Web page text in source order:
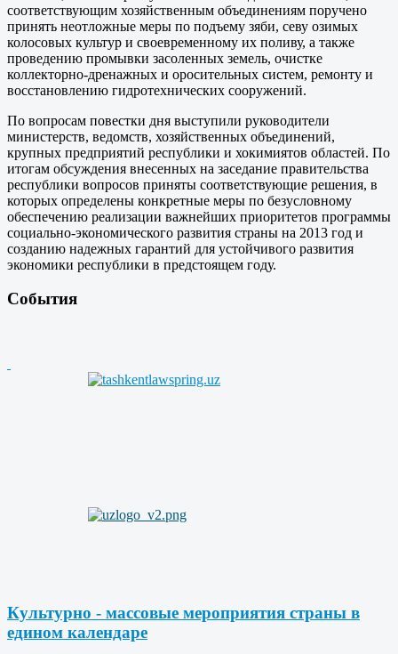
соответствующим хозяйственным объединениям поручено
принять неотложные меры по подъему зяби, севу озимых
колосовых культур и своевременному их поливу, а также
проведению промывки засоленных земель, очистке
коллекторно-дренажных и оросительных систем, ремонту и
восстановлению гидротехнических сооружений.
По вопросам повестки дня выступили руководители
министерств, ведомств, хозяйственных объединений,
крупных предприятий республики и хокимиятов областей. По
итогам обсуждения внесенных на заседание правительства
республики вопросов приняты соответствующие решения, в
которых определены конкретные меры по безусловному
обеспечению реализации важнейших приоритетов программы
социально-экономического развития страны на 2013 год и
созданию надежных гарантий для устойчивого развития
экономики республики в предстоящем году.
События
Культурно - массовые мероприятия страны в
едином календаре